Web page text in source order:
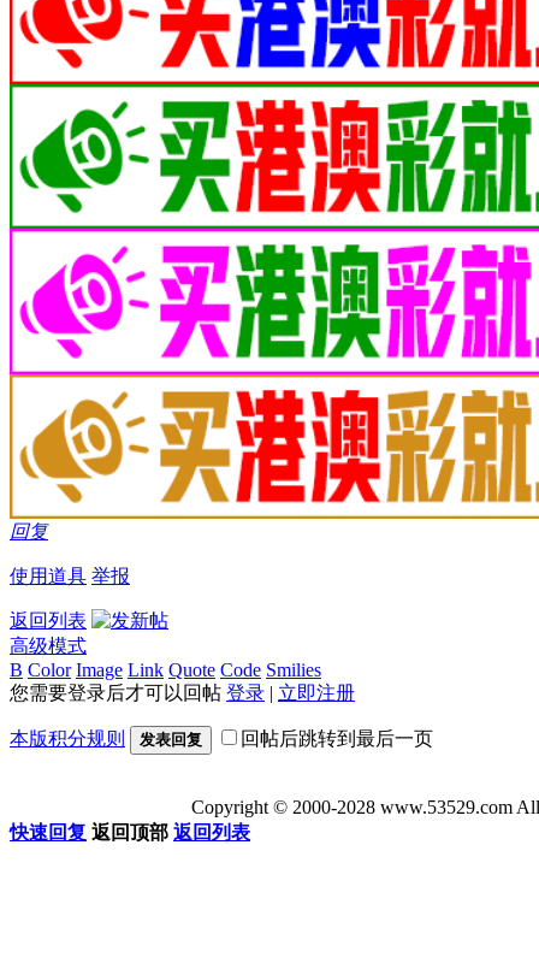
回复
使用道具 举报
返回列表
高级模式
B Color Image Link Quote Code Smilies
您需要登录后才可以回帖 登录 | 立即注册
本版积分规则 发表回复 回帖后跳转到最后一页
Copyright © 2000-2028 www.53529.com
快速回复 返回顶部 返回列表